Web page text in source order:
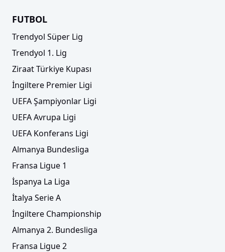
FUTBOL
Trendyol Süper Lig
Trendyol 1. Lig
Ziraat Türkiye Kupası
İngiltere Premier Ligi
UEFA Şampiyonlar Ligi
UEFA Avrupa Ligi
UEFA Konferans Ligi
Almanya Bundesliga
Fransa Ligue 1
İspanya La Liga
İtalya Serie A
İngiltere Championship
Almanya 2. Bundesliga
Fransa Ligue 2